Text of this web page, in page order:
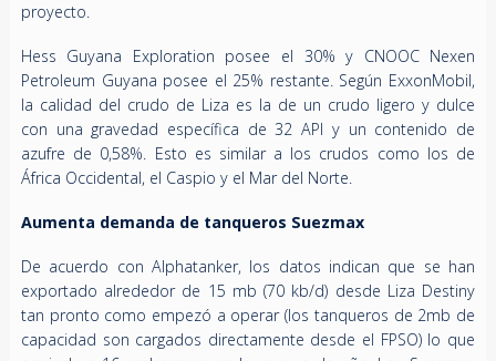
proyecto.
Hess Guyana Exploration posee el 30% y CNOOC Nexen
Petroleum Guyana posee el 25% restante. Según ExxonMobil,
la calidad del crudo de Liza es la de un crudo ligero y dulce
con una gravedad específica de 32 API y un contenido de
azufre de 0,58%. Esto es similar a los crudos como los de
África Occidental, el Caspio y el Mar del Norte.
Aumenta demanda de tanqueros Suezmax
De acuerdo con Alphatanker, los datos indican que se han
exportado alrededor de 15 mb (70 kb/d) desde Liza Destiny
tan pronto como empezó a operar (los tanqueros de 2mb de
capacidad son cargados directamente desde el FPSO) lo que